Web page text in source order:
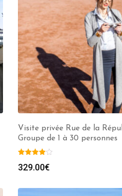
Visite privée Rue de la
Groupe de 1 à 30 personnes
329.00€